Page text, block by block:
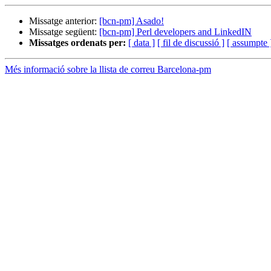
Missatge anterior: [bcn-pm] Asado!
Missatge següent: [bcn-pm] Perl developers and LinkedIN
Missatges ordenats per: [ data ] [ fil de discussió ] [ assumpte
Més informació sobre la llista de correu Barcelona-pm